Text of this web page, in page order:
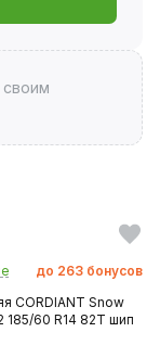
до 263 бонусов
CORDIANT Snow
185/60 R14 82T шип